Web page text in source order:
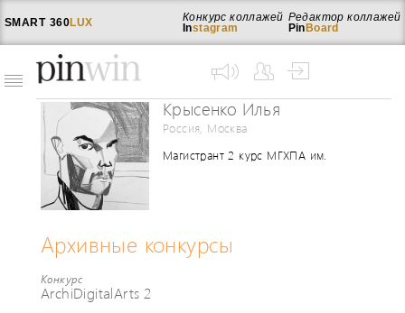
SMART 360LUX
Редактор коллажей
Pin Board
Конкурс коллажей
Instagram
Крысенко Илья
Россия, Москва
Магистрант 2 курс МГХПА им.
Архивные конкурсы
Конкурс
ArchiDigitalArts 2